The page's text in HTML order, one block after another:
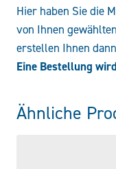
Hier haben Sie die
von Ihnen
erstellen Ihnen
Eine Bestellung
Ähnliche